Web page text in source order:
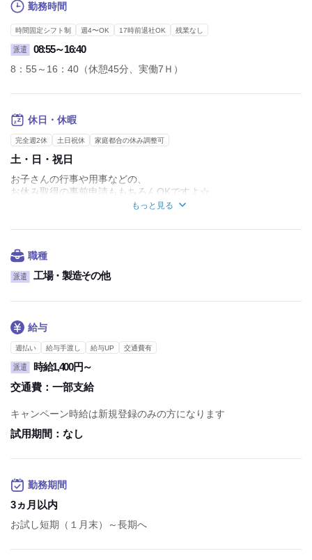
勤務時間
時間固定シフト制 週4〜OK 17時前退社OK 残業なし
派遣 08:55～16:40
8：55～16：40（休憩45分、実働7Ｈ）
休日・休暇
完全週2休 土日祝休 家庭都合の休み調整可
土・日・祝日
お子さんの行事や用事などの、
お休み取得の事前申請ももちろんOKですよ☆
もっと見る
職種
派遣 工場・製造その他
給与
週払い 給与手渡し 給与UP 交通費有
派遣
時給1,400円～
交通費： 一部支給
キャンペーン時給は新規登録のみの方になります
試用期間： なし
勤務期間
3ヵ月以内
お試し短期（１月末）～長期へ